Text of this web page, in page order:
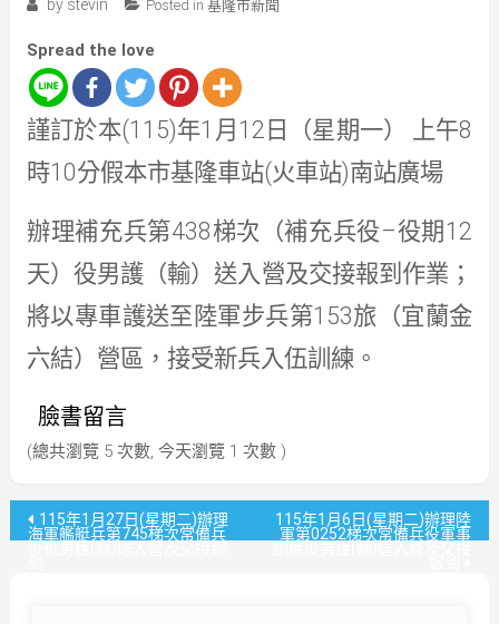
by stevin Posted in 基隆市新聞
Spread the love
謹訂於本(115)年1 月 12 日（星期一） 上午8
時10分假本市基隆車站(火車站)南站廣場
辦理補充兵第438梯次（補充兵役–役期12
天）役男護（輸）送入營及交接報到作業；
將以專車護送至陸軍步兵第153旅（宜蘭金
六結）營區，接受新兵入伍訓練。
臉書留言
(總共瀏覽 5 次數, 今天瀏覽 1 次數 )
文115年1月27日(星期二)辦理
海軍艦艇兵第745梯次常備兵
115年1月6日(星期二)辦理陸
軍第0252梯次常備兵役軍事